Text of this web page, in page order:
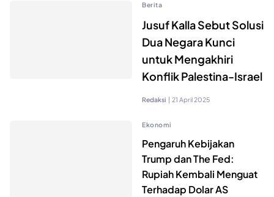
Berita
Jusuf Kalla Sebut Solusi
Dua Negara Kunci
untuk Mengakhiri
Konflik Palestina-Israel
Redaksi | 21 April 2025
Ekonomi
Pengaruh Kebijakan
Trump dan The Fed:
Rupiah Kembali Menguat
Terhadap Dolar AS